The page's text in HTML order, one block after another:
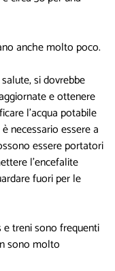
anche molto poco.
si dovrebbe
e ottenere
l'acqua potabile
necessario essere a
essere portatori
l'encefalite
fuori per le
treni sono frequenti
sono molto